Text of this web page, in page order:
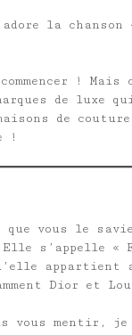
la chanson
!
de luxe
de
!
que vous le
Elle s’appelle
appartient
Dior et
vous mentir, je